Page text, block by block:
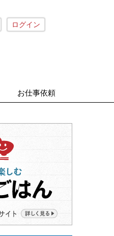
ログイン
お仕事依頼